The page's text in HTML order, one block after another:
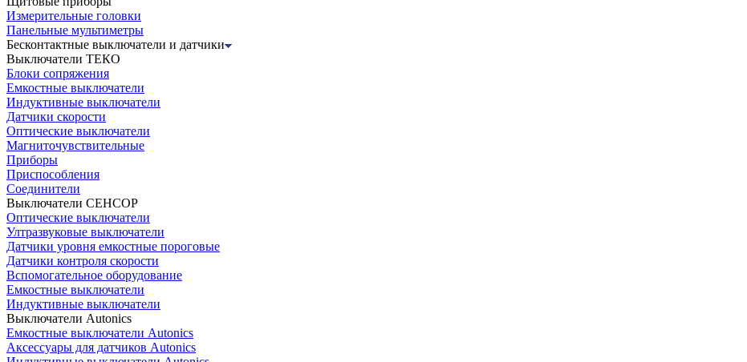
Измерительные головки
Панельные мультиметры
Бесконтактные выключатели и датчики
Выключатели ТЕКО
Блоки сопряжения
Емкостные выключатели
Индуктивные выключатели
Датчики скорости
Оптические выключатели
Магниточувствительные
Приборы
Приспособления
Соединители
Выключатели СЕНСОР
Оптические выключатели
Ултразвуковые выключатели
Датчики уровня емкостные пороговые
Датчики контроля скорости
Вспомогательное оборудование
Емкостные выключатели
Индуктивные выключатели
Выключатели Autonics
Емкостные выключатели Autonics
Аксессуары для датчиков Autonics